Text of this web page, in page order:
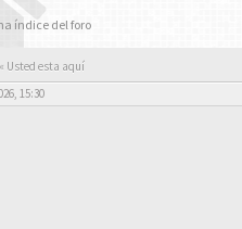
índice del foro
« Usted esta aquí
15:30